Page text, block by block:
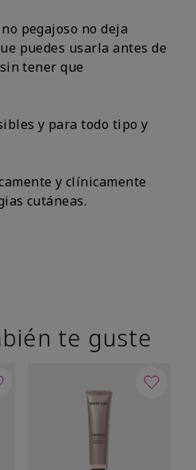
pegajoso no deja
puedes usarla antes de
tener que
y para todo tipo y
y clínicamente
cutáneas.
te guste